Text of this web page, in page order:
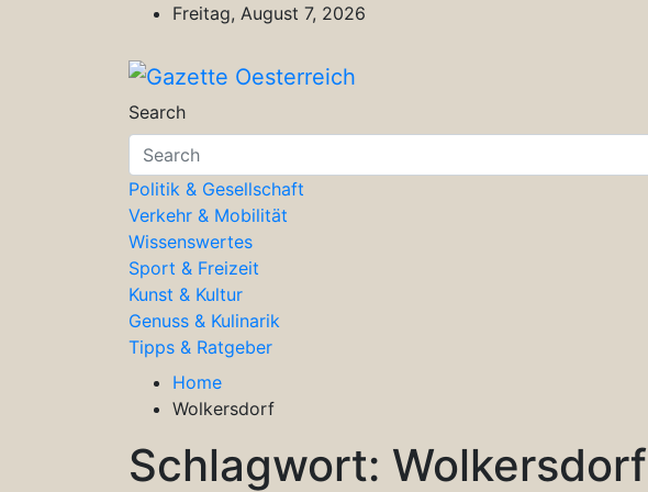
Freitag, August 7, 2026
Gazette Oesterreich
Magazin für Freizeit, Politik, Kultur & Wissenschaft
Search
Politik & Gesellschaft
Verkehr & Mobilität
Wissenswertes
Sport & Freizeit
Kunst & Kultur
Genuss & Kulinarik
Tipps & Ratgeber
Home
Wolkersdorf
Schlagwort: Wolkersdorf